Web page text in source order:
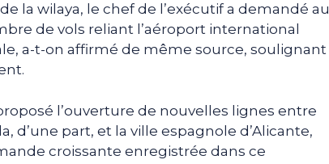
la wilaya, le chef de l’exécutif a demandé au
de vols reliant l’aéroport international
a-t-on affirmé de même source, soulignant
l’ouverture de nouvelles lignes entre
d’une part, et la ville espagnole d’Alicante,
croissante enregistrée dans ce